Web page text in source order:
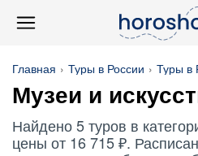
Главная Туры в России Туры в
Музеи и
Найдено 5 туров в
цены от 16 715 ₽.